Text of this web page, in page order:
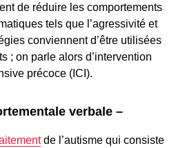
de réduire les comportements
tels que l’agressivité et
conviennent d’être utilisées
; on parle alors d’intervention
précoce (ICI).
verbale –
de l’autisme qui consiste